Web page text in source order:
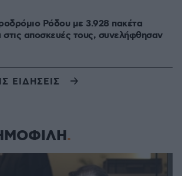
Ρόδου με 3.928 πακέτα
στις αποσκευές τους, συνελήφθησαν
ΕΙΔΗΣΕΙΣ